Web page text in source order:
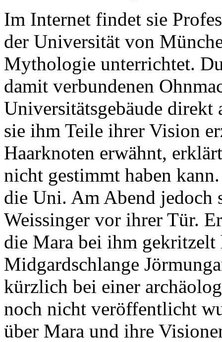
Im Internet findet sie
der Universität von
Mythologie unterrichtet.
damit verbundenen
Universitätsgebäude direkt
sie ihm Teile ihrer Vision
Haarknoten erwähnt,
nicht gestimmt haben
die Uni. Am Abend jedoch
Weissinger vor ihrer Tür.
die Mara bei ihm gekritzelt
Midgardschlange
kürzlich bei einer
noch nicht veröffentlicht
über Mara und ihre